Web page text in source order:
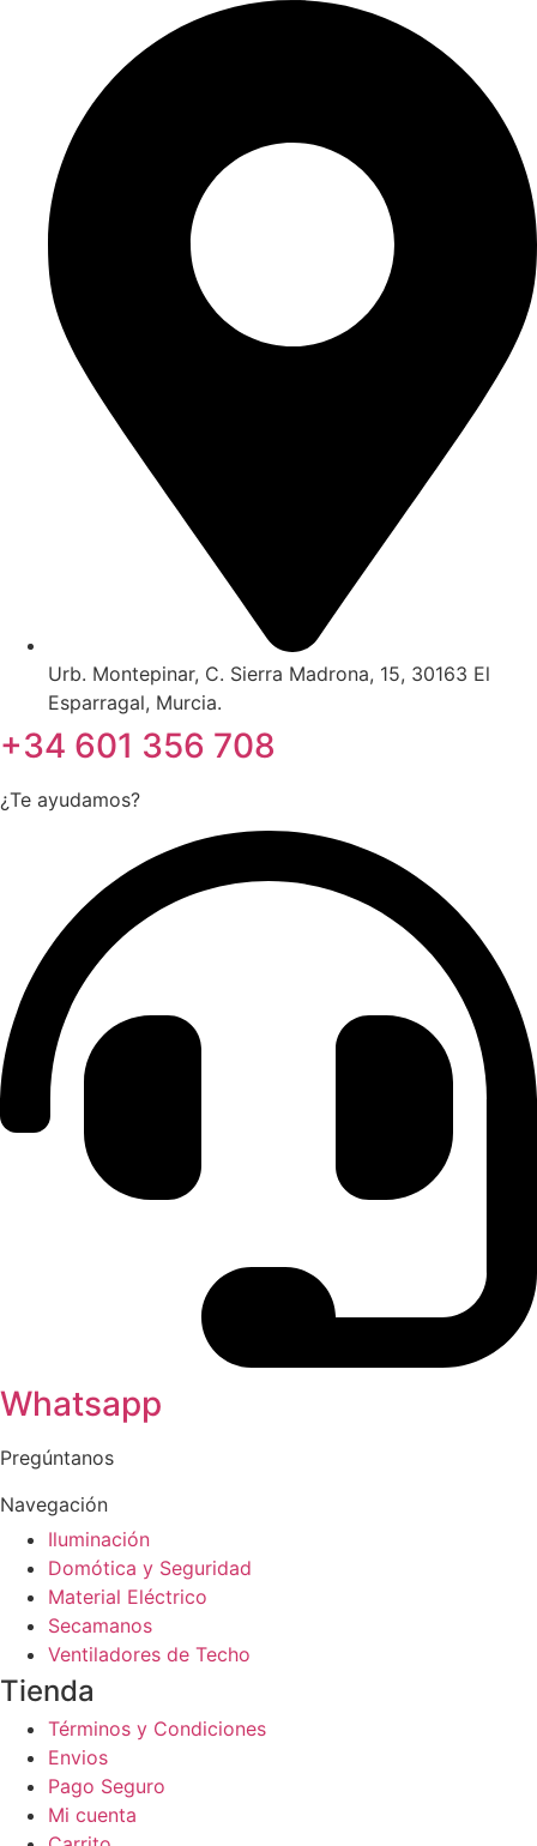
Urb. Montepinar, C. Sierra Madrona, 15, 30163 El
Esparragal, Murcia.
+34 601 356 708
¿Te ayudamos?
Whatsapp
Pregúntanos
Navegación
Iluminación
Domótica y Seguridad
Material Eléctrico
Secamanos
Ventiladores de Techo
Tienda
Términos y Condiciones
Envios
Pago Seguro
Mi cuenta